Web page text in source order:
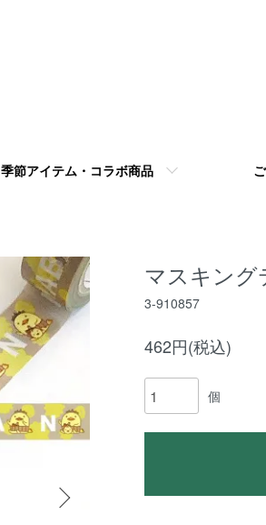
季節アイテム・コラボ商品
マスキン
3-910857
462円(税込)
個